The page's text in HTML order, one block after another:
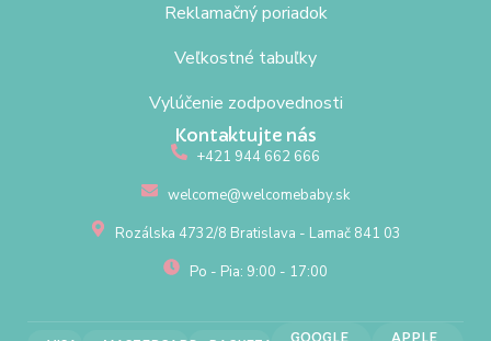
Reklamačný poriadok
Veľkostné tabuľky
Vylúčenie zodpovednosti
Kontaktujte nás
+421 944 662 666
welcome@welcomebaby.sk
Rozálska 4732/8 Bratislava - Lamač 841 03
Po - Pia: 9:00 - 17:00
GOOGLE APPLE